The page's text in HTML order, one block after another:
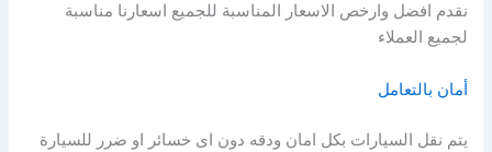
نقدم افضل وارخص الاسعار المناسبة للجميع اسعارنا مناسبة
لجميع العملاء
أمان بالتعامل
يتم نقل السيارات بكل امان ودقه دون اى خسائر او ضرر للسيارة